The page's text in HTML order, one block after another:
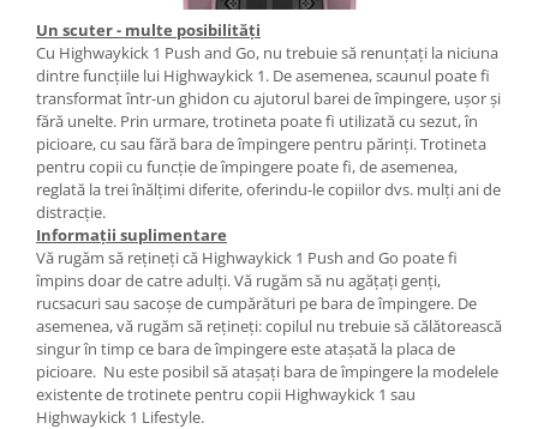
Un scuter - multe posibilități
Cu Highwaykick 1 Push and Go, nu trebuie să renunțați la niciuna
dintre funcțiile lui Highwaykick 1. De asemenea, scaunul poate fi
transformat într-un ghidon cu ajutorul barei de împingere, ușor și
fără unelte. Prin urmare, trotineta poate fi utilizată cu sezut, în
picioare, cu sau fără bara de împingere pentru părinți. Trotineta
pentru copii cu funcție de împingere poate fi, de asemenea,
reglată la trei înălțimi diferite, oferindu-le copiilor dvs. mulți ani de
distracție.
Informații suplimentare
Vă rugăm să rețineți că Highwaykick 1 Push and Go poate fi
împins doar de catre adulți. Vă rugăm să nu agățați genți,
rucsacuri sau sacoșe de cumpărături pe bara de împingere. De
asemenea, vă rugăm să rețineți: copilul nu trebuie să călătorească
singur în timp ce bara de împingere este atașată la placa de
picioare. Nu este posibil să atașați bara de împingere la modelele
existente de trotinete pentru copii Highwaykick 1 sau
Highwaykick 1 Lifestyle.